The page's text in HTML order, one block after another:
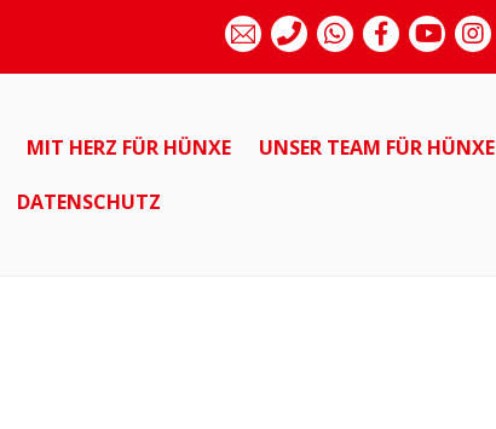
MIT HERZ FÜR HÜNXE UNSER TEAM FÜR HÜNXE
DATENSCHUTZ